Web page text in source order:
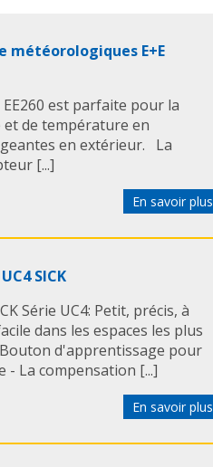
météorologiques E+E
est parfaite pour la
et de température en
en extérieur. La
[...]
En savoir plus
SICK
Série UC4: Petit, précis, à
dans les espaces les plus
d'apprentissage pour
- La compensation [...]
En savoir plus